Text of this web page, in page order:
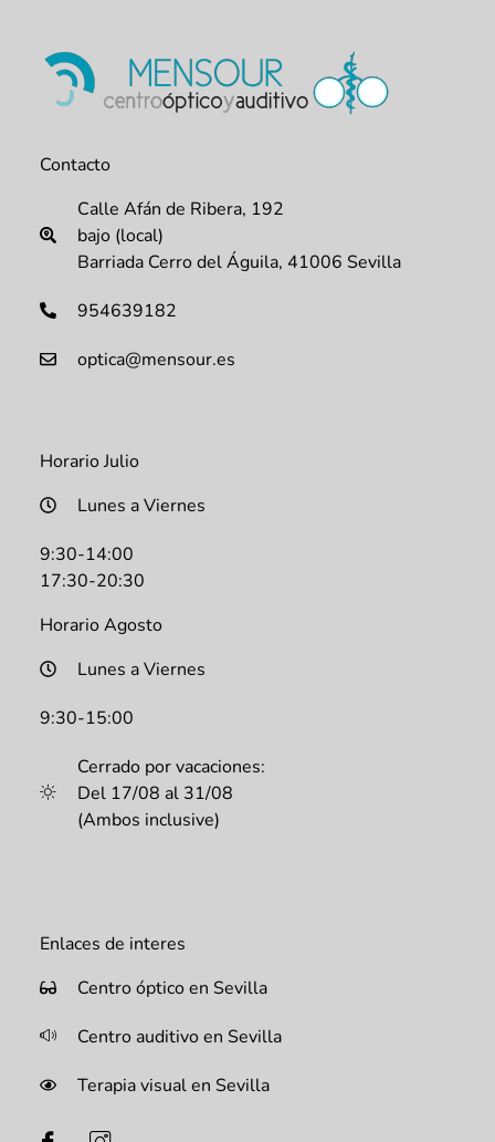
Contacto
Calle Afán de Ribera, 192
bajo (local)
Barriada Cerro del Águila, 41006 Sevilla
954639182
optica@mensour.es
Horario Julio
Lunes a Viernes
9:30-14:00
17:30-20:30
Horario Agosto
Lunes a Viernes
9:30-15:00
Cerrado por vacaciones:
Del 17/08 al 31/08
(Ambos inclusive)
Enlaces de interes
Centro óptico en Sevilla
Centro auditivo en Sevilla
Terapia visual en Sevilla